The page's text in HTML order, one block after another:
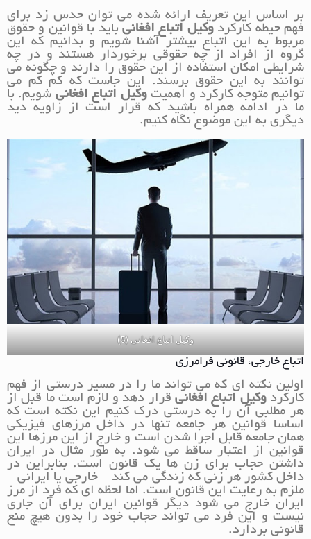
بر اساس این تعریف ارائه شده می توان حدس زد برای
فهم حیطه کارکردوکیل اتباع افغانی باید با قوانین و حقوق
مربوط به این اتباع بیشتر آشنا شویم و بدانیم که این
گروه از افراد از چه حقوقی برخوردار هستند و در چه
شرایطی امکان استفاده از این حقوق را دارند و چگونه می
توانند به این حقوق برسند. این جاست که کم کم می
توانیم متوجه کارکرد و اهمیتوکیل اتباع افغانی شویم. با
ما در ادامه همراه باشید که قرار است از زاویه دید
دیگری به این موضوع نگاه کنیم.
وکیل اتباع افغانی (5)
اتباع خارجی، قانونی فرامرزی
اولین نکته ای که می تواند ما را در مسیر درستی از فهم
کارکردوکیل اتباع افغانی قرار دهد و لازم است ما قبل از
هر مطلبی آن را به درستی درک کنیم این نکته است که
اساسا قوانین هر جامعه تنها در داخل مرزهای فیزیکی
همان جامعه قابل اجرا شدن است و خارج از این مرزها این
قوانین از اعتبار ساقط می شود. به طور مثال در ایران
داشتن حجاب برای زن ها یک قانون است. بنابراین در
داخل کشور هر زنی که زندگی می کند – خارجی یا ایرانی –
ملزم به رعایت این قانون است. اما لحظه ای که فرد از مرز
ایران خارج می شود دیگر قوانین ایران برای آن جاری
نیست و این فرد می تواند حجاب خود را بدون هیچ منع
قانونی بردارد.